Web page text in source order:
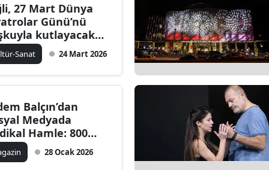
27 Mart Dünya
Günü’nü
kutlayacak
ev sahipliği
Sanat 24 Mart 2026
Balçın’dan
Medyada
Hamle: 800
Takipten Çıkardı
28 Ocak 2026